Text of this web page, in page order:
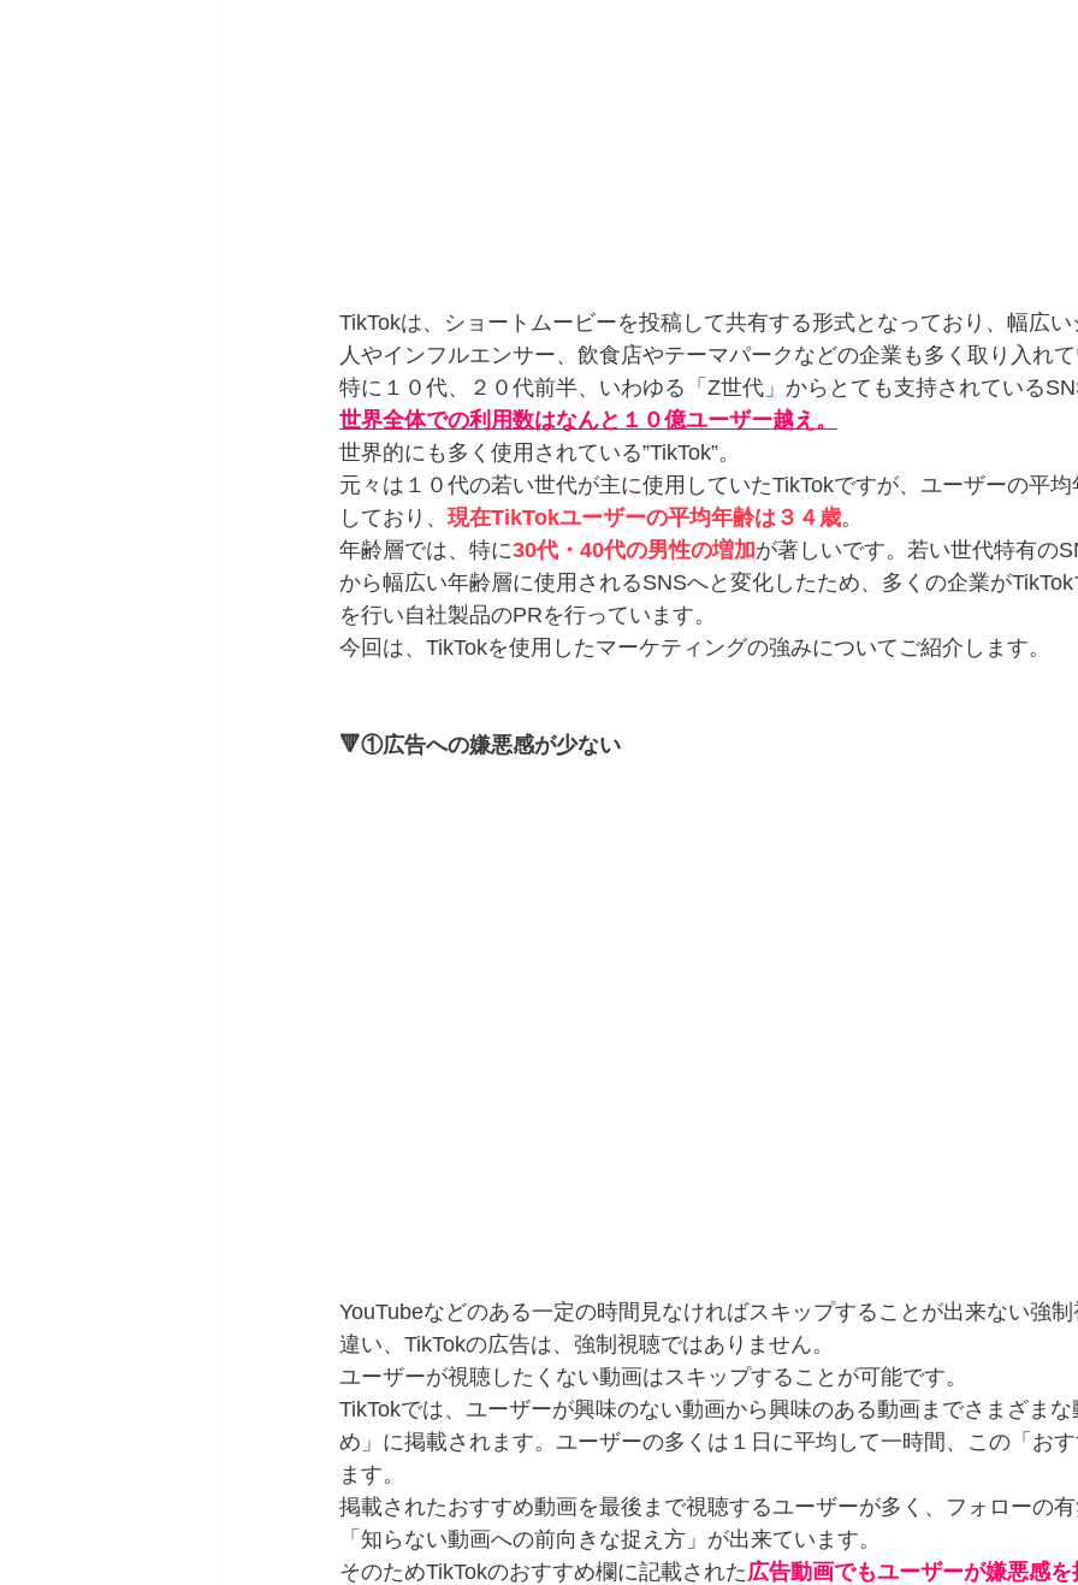
TikTokは、ショートムービーを投稿して共有する形式となっており、幅広
人やインフルエンサー、飲食店やテーマパークなどの企業も多く取り入れて
特に１０代、２０代前半、いわゆる「Z世代」からとても支持されている
世界全体での利用数はなんと１０億ユーザー越え。
世界的にも多く使用されている”TikTok”。
元々は１０代の若い世代が主に使用していたTikTokですが、ユーザーの平
しており、 現在TikTokユーザーの平均年齢は３４歳。
年齢層では、特に30代・40代の男性の増加が著しいです。若い世代特有の
から幅広い年齢層に使用されるSNSへと変化したため、多くの企業が
を行い自社製品のPRを行っています。
今回は、TikTokを使用したマーケティングの強みについてご紹介します。
🔻①広告への嫌悪感が少ない
YouTubeなどのある一定の時間見なければスキップすることが出来ない強
違い、TikTokの広告は、強制視聴ではありません。
ユーザーが視聴したくない動画はスキップすることが可能です。
TikTokでは、ユーザーが興味のない動画から興味のある動画までさまざま
め」に掲載されます。ユーザーの多くは１日に平均して一時間、この「お
ます。
掲載されたおすすめ動画を最後まで視聴するユーザーが多く、フォローの
「知らない動画への前向きな捉え方」が出来ています。
そのためTikTokのおすすめ欄に記載された 広告動画でもユーザーが嫌悪感